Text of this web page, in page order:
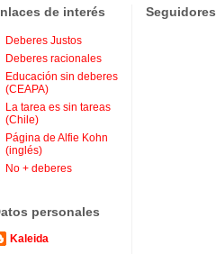
de interés
Deberes Justos
Deberes racionales
Educación sin deberes
(CEAPA)
La tarea es sin tareas
(Chile)
Página de Alfie Kohn
(inglés)
No + deberes
personales
Kaleida
Seguidores